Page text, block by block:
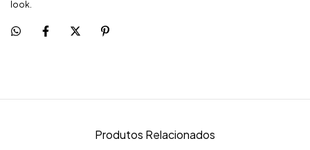
look.
Produtos Relacionados